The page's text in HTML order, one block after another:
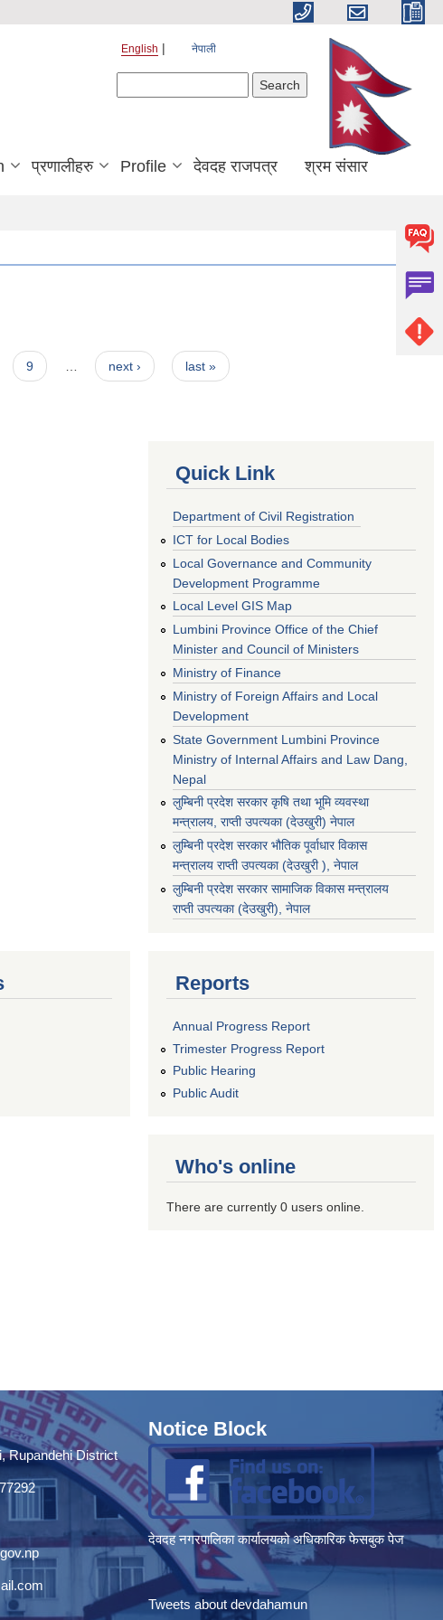
English नेपाली
प्रणालीहरु Profile देवदह राजपत्र श्रम संसार
9 next › last »
Quick Link
Department of Civil Registration
ICT for Local Bodies
Local Governance and Community
Development Programme
Local Level GIS Map
Lumbini Province Office of the Chief
Minister and Council of Ministers
Ministry of Finance
Ministry of Foreign Affairs and Local
Development
State Government Lumbini Province
Ministry of Internal Affairs and Law Dang,
Nepal
लुम्बिनी प्रदेश सरकार कृषि तथा भूमि व्यवस्था
मन्त्रालय, राप्ती उपत्यका (देउखुरी) नेपाल
लुम्बिनी प्रदेश सरकार भौतिक पूर्वाधार विकास
मन्त्रालय राप्ती उपत्यका (देउखुरी ), नेपाल
‌लुम्बिनी प्रदेश सरकार सामाजिक विकास मन्‍‍त्रालय
राप्ती उपत्यका (देउखुरी), नेपाल
Reports
Annual Progress Report
Trimester Progress Report
Public Hearing
Public Audit
Who's online
There are currently 0 users online.
Rupandehi District
Notice Block
देवदह नगरपालिका कार्यालयको अधिकारिक फेसबुक पेज
Tweets about devdahamun